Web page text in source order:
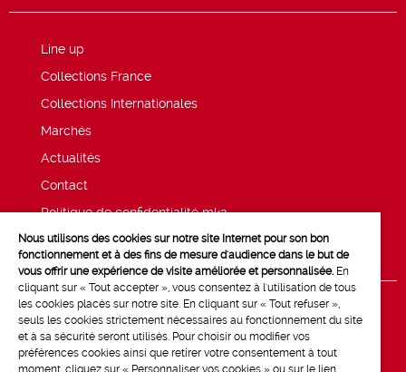
Line up
Collections France
Collections Internationales
Marchés
Actualités
Contact
Politique de confidentialité mk2
Mentions légales
Nous utilisons des cookies sur notre site Internet pour son bon
fonctionnement et à des fins de mesure d'audience dans le but de
vous offrir une expérience de visite améliorée et personnalisée. En
cliquant sur « Tout accepter », vous consentez à l'utilisation de tous
les cookies placés sur notre site. En cliquant sur « Tout refuser »,
seuls les cookies strictement nécessaires au fonctionnement du site
et à sa sécurité seront utilisés. Pour choisir ou modifier vos
préférences cookies ainsi que retirer votre consentement à tout
moment, cliquez sur « Personnaliser vos cookies » ou sur le lien